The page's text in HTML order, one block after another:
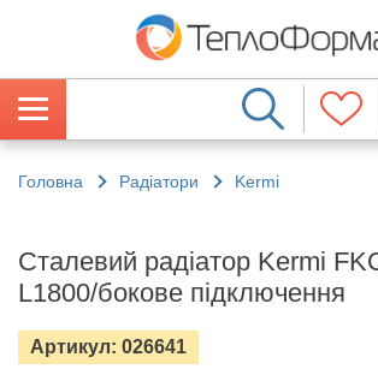
Головна Радіатори Kermi
Сталевий радіатор Kermi
L1800/бокове підключення
Артикул: 026641